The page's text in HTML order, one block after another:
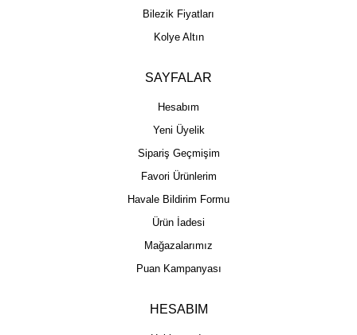
Bilezik Fiyatları
Kolye Altın
SAYFALAR
Hesabım
Yeni Üyelik
Sipariş Geçmişim
Favori Ürünlerim
Havale Bildirim Formu
Ürün İadesi
Mağazalarımız
Puan Kampanyası
HESABIM